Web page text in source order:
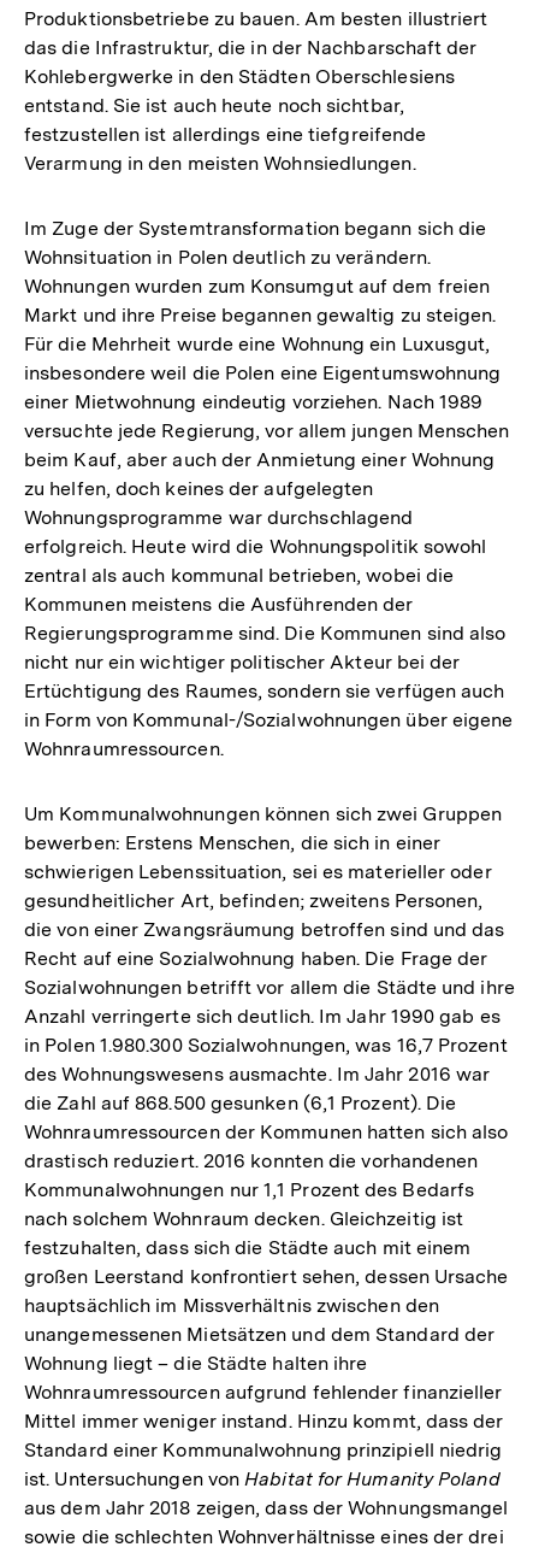
Produktionsbetriebe zu bauen. Am besten illustriert
das die Infrastruktur, die in der Nachbarschaft der
Kohlebergwerke in den Städten Oberschlesiens
entstand. Sie ist auch heute noch sichtbar,
festzustellen ist allerdings eine tiefgreifende
Verarmung in den meisten Wohnsiedlungen.
Im Zuge der Systemtransformation begann sich die
Wohnsituation in Polen deutlich zu verändern.
Wohnungen wurden zum Konsumgut auf dem freien
Markt und ihre Preise begannen gewaltig zu steigen.
Für die Mehrheit wurde eine Wohnung ein Luxusgut,
insbesondere weil die Polen eine Eigentumswohnung
einer Mietwohnung eindeutig vorziehen. Nach 1989
versuchte jede Regierung, vor allem jungen Menschen
beim Kauf, aber auch der Anmietung einer Wohnung
zu helfen, doch keines der aufgelegten
Wohnungsprogramme war durchschlagend
erfolgreich. Heute wird die Wohnungspolitik sowohl
zentral als auch kommunal betrieben, wobei die
Kommunen meistens die Ausführenden der
Regierungsprogramme sind. Die Kommunen sind also
nicht nur ein wichtiger politischer Akteur bei der
Ertüchtigung des Raumes, sondern sie verfügen auch
in Form von Kommunal-/Sozialwohnungen über eigene
Wohnraumressourcen.
Um Kommunalwohnungen können sich zwei Gruppen
bewerben: Erstens Menschen, die sich in einer
schwierigen Lebenssituation, sei es materieller oder
gesundheitlicher Art, befinden; zweitens Personen,
die von einer Zwangsräumung betroffen sind und das
Recht auf eine Sozialwohnung haben. Die Frage der
Sozialwohnungen betrifft vor allem die Städte und ihre
Anzahl verringerte sich deutlich. Im Jahr 1990 gab es
in Polen 1.980.300 Sozialwohnungen, was 16,7 Prozent
des Wohnungswesens ausmachte. Im Jahr 2016 war
die Zahl auf 868.500 gesunken (6,1 Prozent). Die
Wohnraumressourcen der Kommunen hatten sich also
drastisch reduziert. 2016 konnten die vorhandenen
Kommunalwohnungen nur 1,1 Prozent des Bedarfs
nach solchem Wohnraum decken. Gleichzeitig ist
festzuhalten, dass sich die Städte auch mit einem
großen Leerstand konfrontiert sehen, dessen Ursache
hauptsächlich im Missverhältnis zwischen den
unangemessenen Mietsätzen und dem Standard der
Wohnung liegt – die Städte halten ihre
Wohnraumressourcen aufgrund fehlender finanzieller
Mittel immer weniger instand. Hinzu kommt, dass der
Standard einer Kommunalwohnung prinzipiell niedrig
ist. Untersuchungen vonHabitat for Humanity Poland
aus dem Jahr 2018 zeigen, dass der Wohnungsmangel
sowie die schlechten Wohnverhältnisse eines der drei